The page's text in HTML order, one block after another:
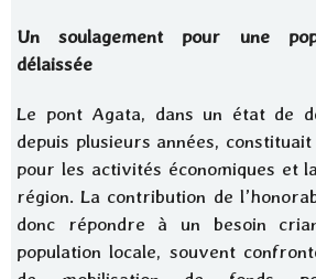
Un soulagement pour une
délaissée
Le pont Agata, dans un état de
depuis plusieurs années,
pour les activités économiques et
région. La contribution de
donc répondre à un besoin
population locale, souvent